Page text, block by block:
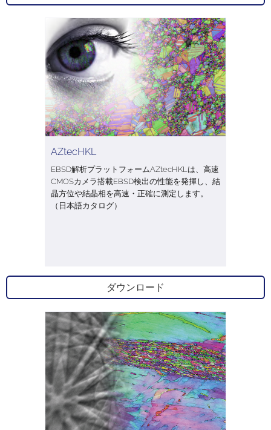
AZtecHKL
EBSD解析プラットフォームAZtecHKLは、高速
CMOSカメラ搭載EBSD検出の性能を発揮し、結
晶方位や結晶相を高速・正確に測定します。
（日本語カタログ）
ダウンロード